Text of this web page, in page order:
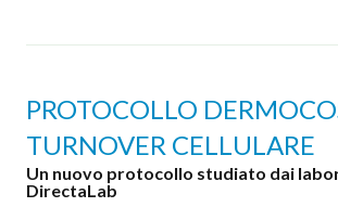
PROTOCOLLO
TURNOVER CELLULARE
Un nuovo protocollo studiato dai
DirectaLab